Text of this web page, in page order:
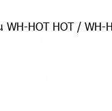
WH-HOT HOT /